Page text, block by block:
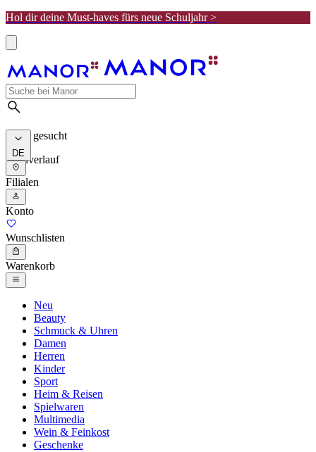
Hol dir deine Must-haves fürs neue Schuljahr >
Meist gesucht
Suchverlauf
DE
Filialen
Konto
Wunschlisten
Warenkorb
Neu
Beauty
Schmuck & Uhren
Damen
Herren
Kinder
Sport
Heim & Reisen
Spielwaren
Multimedia
Wein & Feinkost
Geschenke